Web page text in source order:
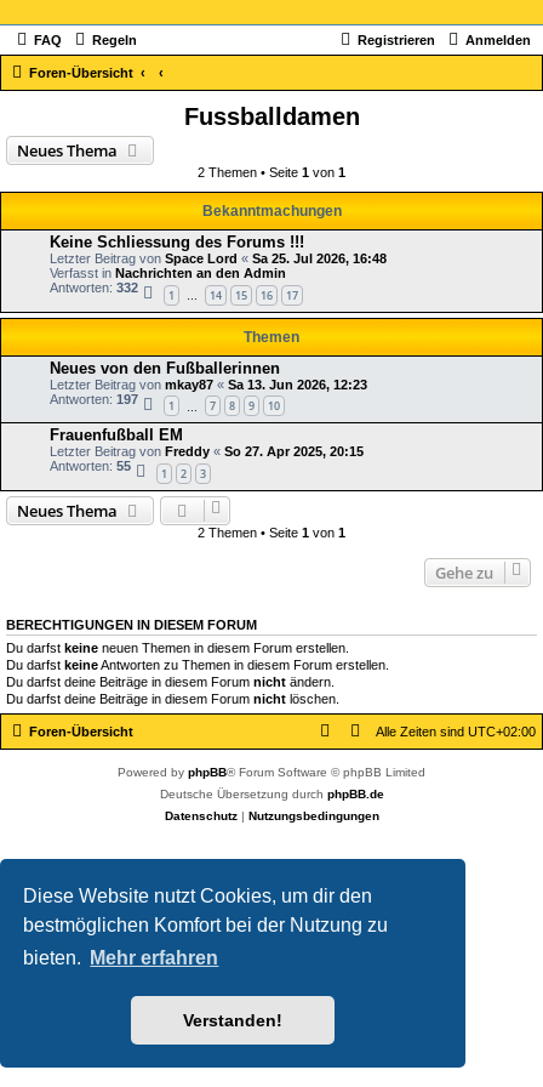
Diese Website nutzt Cookies, um dir den
bestmöglichen Komfort bei der Nutzung zu
bieten.
Mehr erfahren
Verstanden!
FAQ Regeln Anmelden
Registrieren
Foren-Übersicht
Fussballdamen
Neues Thema
2 Themen • Seite 1 von 1
Bekanntmachungen
Keine Schliessung des Forums !!!
Letzter Beitrag von Space Lord « Sa 25. Jul 2026, 16:48
Verfasst in Nachrichten an den Admin
Antworten: 332 1 … 14 15 16 17
Themen
Neues von den Fußballerinnen
Letzter Beitrag von mkay87 « Sa 13. Jun 2026, 12:23
Antworten: 197 1 7 8 9 10
Frauenfußball EM
Letzter Beitrag von Freddy « So 27. Apr 2025, 20:15
Antworten: 55 1 2 3
Neues Thema
2 Themen • Seite 1 von 1
Gehe zu
BERECHTIGUNGEN IN DIESEM FORUM
Du darfst keine neuen Themen in diesem Forum erstellen.
Du darfst keineAntworten zu Themen in diesem Forum erstellen.
Du darfst deine Beiträge in diesem Forum nicht ändern.
Du darfst deine Beiträge in diesem Forum nicht löschen.
Foren-Übersicht Alle Zeiten sind UTC+02:00
Powered by phpBB® Forum Software © phpBB Limited
Deutsche Übersetzung durch phpBB.de
Datenschutz| Nutzungsbedingungen